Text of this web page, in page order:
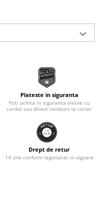
Plateste in siguranta
Poti achita in siguranta online cu
cardul sau direct ramburs la curier
Drept de retur
14 zile conform legislatiei in vigoare